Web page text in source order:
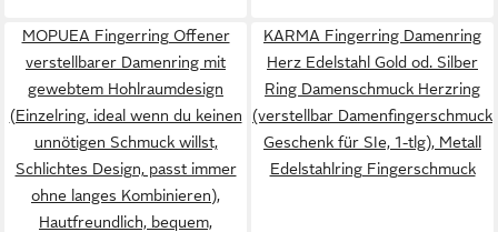
MOPUEA Fingerring Offener
verstellbarer Damenring mit
gewebtem Hohlraumdesign
(Einzelring, ideal wenn du keinen
unnötigen Schmuck willst,
Schlichtes Design, passt immer
ohne langes Kombinieren),
Hautfreundlich, bequem,
KARMA Fingerring Damenring
Herz Edelstahl Gold od. Silber
Ring Damenschmuck Herzring
(verstellbar Damenfingerschmuck
Geschenk für SIe, 1-tlg), Metall
Edelstahlring Fingerschmuck